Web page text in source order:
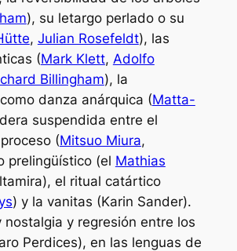
), su letargo perlado o su
, Julian Rosefeldt), las
(Mark ­Klett, Adolfo
­Bi­llingham), la
danza anárquica (Matta-
suspendida entre el
(Mitsuo Miura,
prelingüístico (el Mathias
el ritual catártico
) y la vanitas (Karin Sander).
nostalgia y regresión entre los
Perdices), en las lenguas de